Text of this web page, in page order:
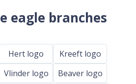
eagle branches
Hert logo
Kreeft logo
Vlinder logo
Beaver logo